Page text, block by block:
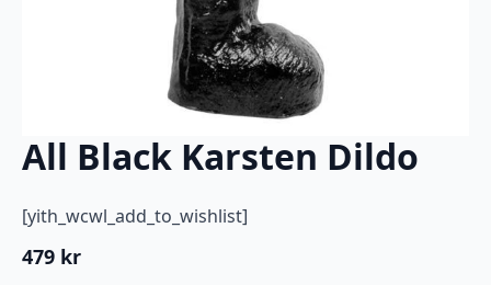
All Black Karsten Dildo
[yith_wcwl_add_to_wishlist]
479 kr